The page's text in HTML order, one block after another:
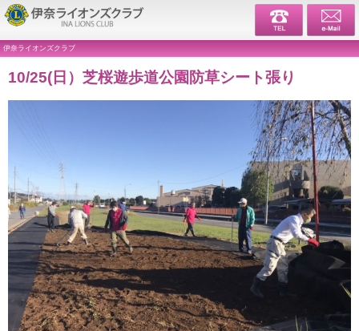
伊奈ライ
伊奈ライオンズクラブ
10/25(日）芝桜遊歩道公園防草シート張り